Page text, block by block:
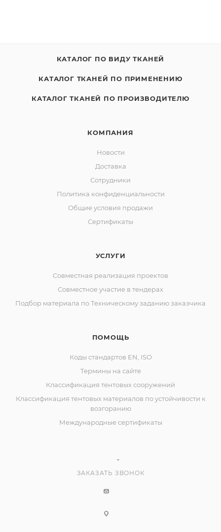
КАТАЛОГ ПО ВИДУ ТКАНЕЙ
КАТАЛОГ ТКАНЕЙ ПО ПРИМЕНЕНИЮ
КАТАЛОГ ТКАНЕЙ ПО ПРОИЗВОДИТЕЛЮ
КОМПАНИЯ
Новости
Доставка
Сотрудники
Политика конфиденциальности
Общие условия продажи
Сертификаты
УСЛУГИ
Совместная реализация проектов
Совместное участие в тендерах
Подбор материала по Техническому заданию заказчика
ПОМОЩЬ
Коды стандартов EN, ISO
Термины на сайте
Классификация тентовых сооружений
Классификация тентовых материалов по устойчивости к
возгоранию
Международные сертификаты
ЗАКАЗАТЬ ЗВОНОК